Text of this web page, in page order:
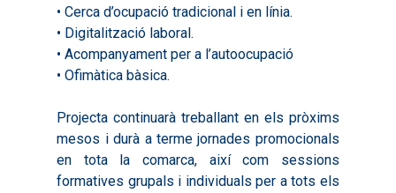
• Cerca d’ocupació tradicional i en línia.
• Digitalització laboral.
• Acompanyament per a l’autoocupació
• Ofimàtica bàsica.
Projecta continuarà treballant en els pròxims
mesos i durà a terme jornades promocionals
en tota la comarca, així com sessions
formatives grupals i individuals per a tots els
2018
2019
Resums Projectes
2024
Informes